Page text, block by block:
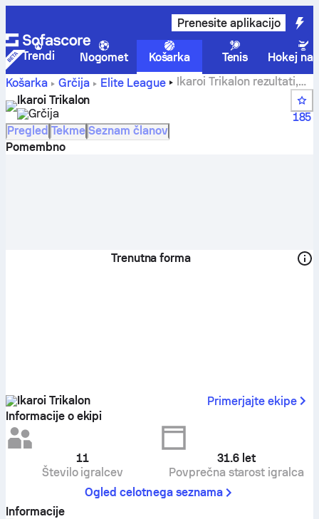
Prenesite aplikacijo
Trendi Nogomet Košarka Tenis
Hokej na
Košarka
Grčija Elite League
Ikaroi Trikalon rezultati,
lestvica, razpored in igralci
Ikaroi Trikalon
Grčija
185
Pregled Tekme Seznam članov
Pomembno
Trenutna forma
Ikaroi Trikalon
Primerjajte ekipe
Informacije o ekipi
11
Število igralcev
31.6 let
Povprečna starost igralca
Ogled celotnega seznama
Informacije